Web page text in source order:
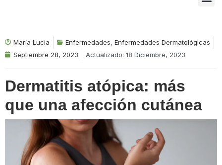
María Lucia Enfermedades, Enfermedades Dermatológicas
Septiembre 28, 2023
Actualizado: 18 Diciembre, 2023
Dermatitis atópica: más
que una afección cutánea